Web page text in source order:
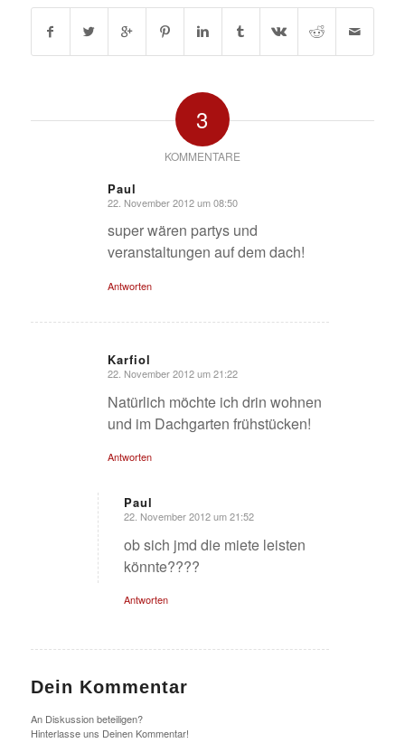
3
KOMMENTARE
Paul
sagte:
22. November 2012 um 08:50
super wären partys und
veranstaltungen auf dem dach!
Antworten
Karfiol
sagte:
22. November 2012 um 21:22
Natürlich möchte ich drin wohnen
und im Dachgarten frühstücken!
Antworten
Paul
sagte:
22. November 2012 um 21:52
ob sich jmd die miete leisten
könnte????
Antworten
Dein Kommentar
An Diskussion beteiligen?
Hinterlasse uns Deinen Kommentar!